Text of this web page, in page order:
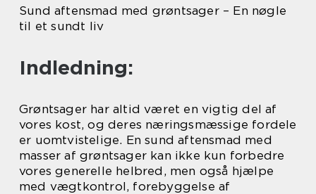
Sund aftensmad med grøntsager – En nøgle
til et sundt liv
Indledning:
Grøntsager har altid været en vigtig del af
vores kost, og deres næringsmæssige fordele
er uomtvistelige. En sund aftensmad med
masser af grøntsager kan ikke kun forbedre
vores generelle helbred, men også hjælpe
med vægtkontrol, forebyggelse af